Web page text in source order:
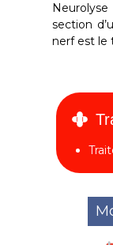
section
nerf est le